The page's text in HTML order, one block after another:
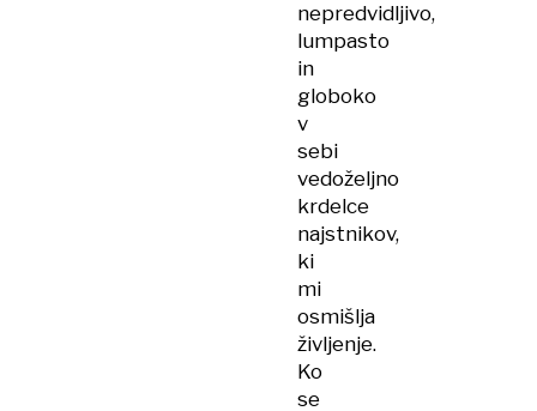
nepredvidljivo,
lumpasto
in
globoko
v
sebi
vedoželjno
krdelce
najstnikov,
ki
mi
osmišlja
življenje.
Ko
se